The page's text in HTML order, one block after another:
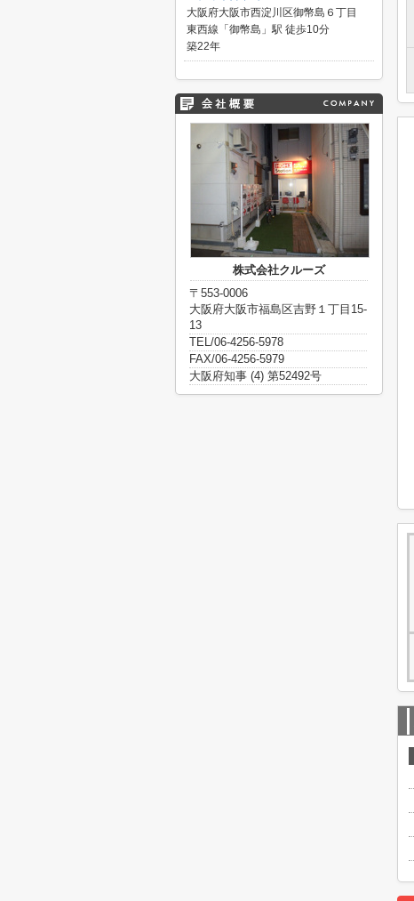
大阪府大阪市西淀川区御幣島６丁目
東西線「御幣島」駅 徒歩10分
築22年
株式会社クルーズ
〒553-0006
大阪府大阪市福島区吉野１丁目15-
13
TEL/06-4256-5978
FAX/06-4256-5979
大阪府知事 (4) 第52492号